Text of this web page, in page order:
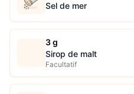
Sel de mer
3 g
Sirop de malt
Facultatif